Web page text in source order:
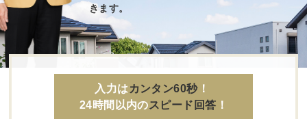
きます。
入力は カンタン60秒！
24時間以内のスピード回答 ！